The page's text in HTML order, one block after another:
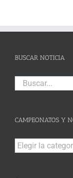
BUSCAR NOTICIA
Buscar:
CAMPEONATOS Y
Campeonatos
y